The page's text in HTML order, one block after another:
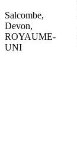
Salcombe,
Devon,
ROYAUME-
UNI